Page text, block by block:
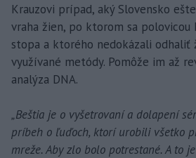
Krauzovi prípad, aký Slovensko
vraha žien, po ktorom sa polovicou
stopa a ktorého nedokázali odhaliť
využívané metódy. Pomôže im až
analýza DNA.
„Beštia je o vyšetrovaní a dolapení
príbeh o ľuďoch, ktorí urobili všetko
mreže. Aby zlo bolo potrestané. A to